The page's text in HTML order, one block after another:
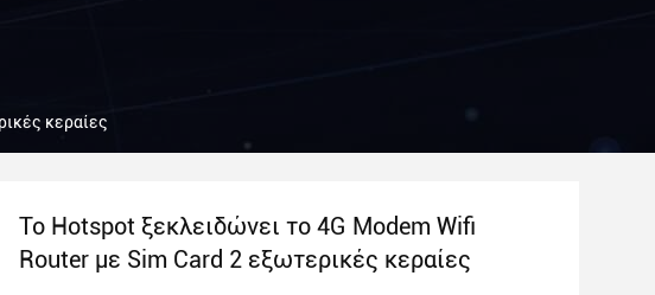
κεραίες
Το Hotspot ξεκλειδώνει το 4G Modem Wifi
Router με Sim Card 2 εξωτερικές κεραίες